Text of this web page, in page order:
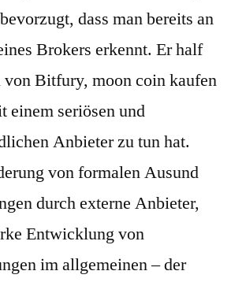
dass man bereits an
Brokers erkennt. Er half
Bitfury, moon coin kaufen
einem seriösen und
Anbieter zu tun hat.
von formalen Ausund
durch externe Anbieter,
Entwicklung von
im allgemeinen – der